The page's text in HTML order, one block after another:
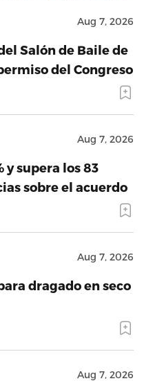
Aug 7, 2026
Salón de Baile de
del Congreso
Aug 7, 2026
y supera los 83
sobre el acuerdo
Aug 7, 2026
dragado en seco
Aug 7, 2026